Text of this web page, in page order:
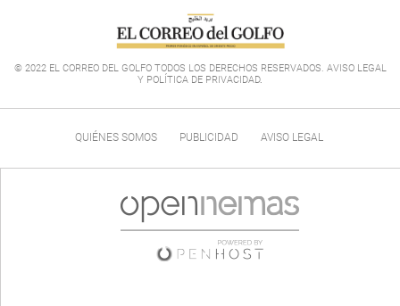
© 2022 EL CORREO DEL GOLFO TODOS LOS DERECHOS RESERVADOS. AVISO LEGAL
Y POLÍTICA DE PRIVACIDAD.
QUIÉNES SOMOS PUBLICIDAD AVISO LEGAL